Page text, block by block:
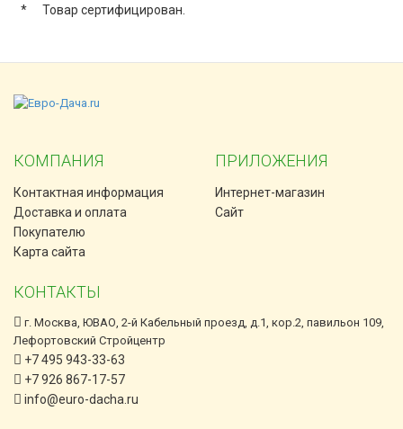
* Товар сертифицирован.
КОМПАНИЯ
Контактная информация
Доставка и оплата
Покупателю
Карта сайта
ПРИЛОЖЕНИЯ
Интернет-магазин
Сайт
КОНТАКТЫ
г. Москва, ЮВАО, 2-й Кабельный проезд, д.1, кор.2, павильон 109,
Лефортовский Стройцентр
+7 495 943-33-63
+7 926 867-17-57
info@euro-dacha.ru